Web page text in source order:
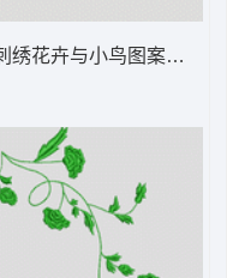
型
绣花卉与小鸟图案 花型